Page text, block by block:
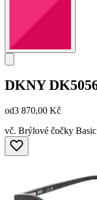
DKNY
od3 870,00 Kč
vč. Brýlové čočky Basic